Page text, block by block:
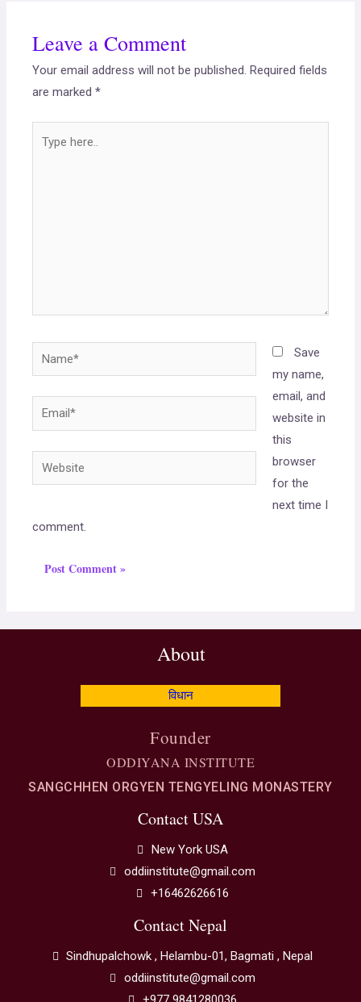
Leave a Comment
Your email address will not be published. Required fields
are marked*
Save
my name,
email, and
website in
this
browser
for the
next time I
comment.
About
विधान
Founder
ODDIYANA INSTITUTE
SANGCHHEN ORGYEN TENGYELING MONASTERY
Contact USA
New York USA
oddiinstitute@gmail.com
+16462626616
Contact Nepal
Sindhupalchowk , Helambu-01, Bagmati , Nepal
oddiinstitute@gmail.com